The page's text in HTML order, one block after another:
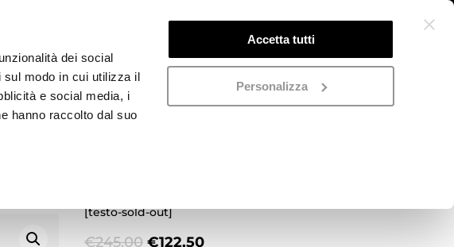
dei social
sul modo in cui utilizza il
e social media, i
hanno raccolto dal suo
Accetta tutti
Personalizza
[testo-sold-out]
€245,00 Il
€122,50Il